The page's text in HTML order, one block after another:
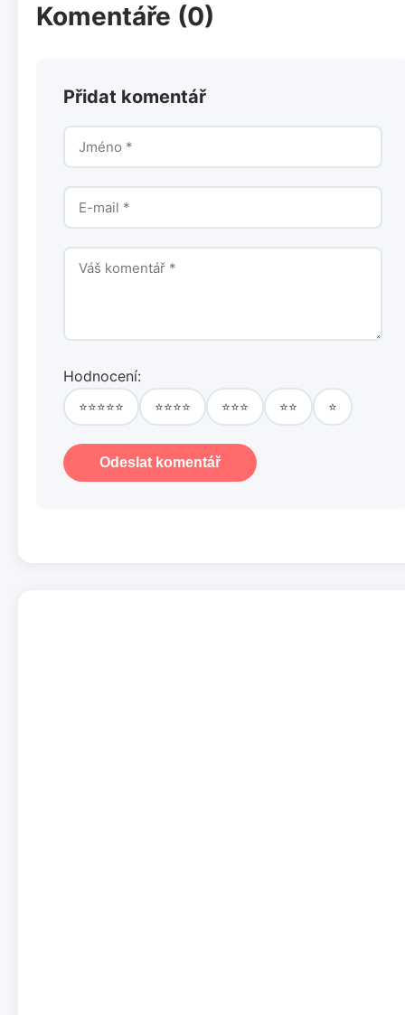
Komentáře (0)
Přidat komentář
Hodnocení:
⭐⭐⭐⭐⭐ ⭐⭐⭐⭐ ⭐⭐⭐ ⭐⭐ ⭐
Odeslat komentář